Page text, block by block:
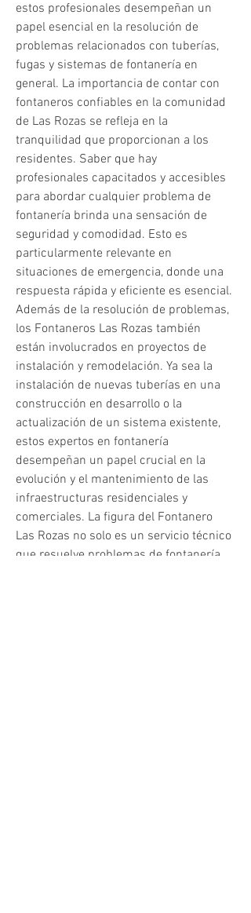
estos profesionales desempeñan un
papel esencial en la resolución de
problemas relacionados con tuberías,
fugas y sistemas de fontanería en
general. La importancia de contar con
fontaneros confiables en la comunidad
de Las Rozas se refleja en la
tranquilidad que proporcionan a los
residentes. Saber que hay
profesionales capacitados y accesibles
para abordar cualquier problema de
fontanería brinda una sensación de
seguridad y comodidad. Esto es
particularmente relevante en
situaciones de emergencia, donde una
respuesta rápida y eficiente es esencial.
Además de la resolución de problemas,
los Fontaneros Las Rozas también
están involucrados en proyectos de
instalación y remodelación. Ya sea la
instalación de nuevas tuberías en una
construcción en desarrollo o la
actualización de un sistema existente,
estos expertos en fontanería
desempeñan un papel crucial en la
evolución y el mantenimiento de las
infraestructuras residenciales y
comerciales. La figura del Fontanero
Las Rozas no solo es un servicio técnico
que resuelve problemas de fontanería,